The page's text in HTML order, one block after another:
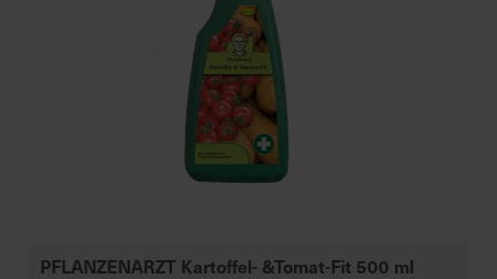
PFLANZENARZT Kartoffel- &Tomat-Fit 500 ml